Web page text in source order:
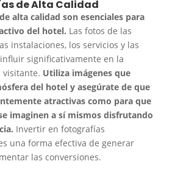
de Alta Calidad
alta calidad son esenciales para
del hotel. Las fotos de las
instalaciones, los servicios y las
significativamente en la
visitante. Utiliza imágenes que
del hotel y asegúrate de que
atractivas como para que
imaginen a sí mismos disfrutando
Invertir en fotografías
una forma efectiva de generar
las conversiones.